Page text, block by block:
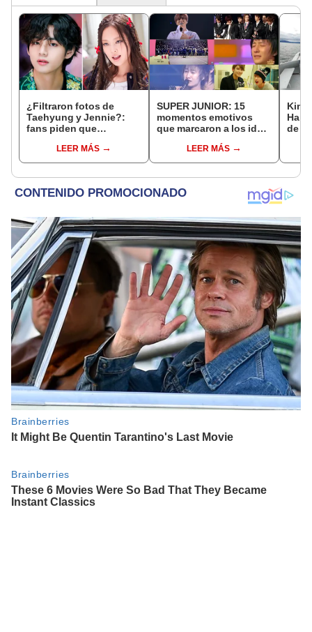
¿Filtraron fotos de
Taehyung y Jennie?:
fans piden que
ante posible romance
LEER MÁS
SUPER JUNIOR: 15
momentos emotivos
que marcaron a los idols
LEER MÁS
Kim
de